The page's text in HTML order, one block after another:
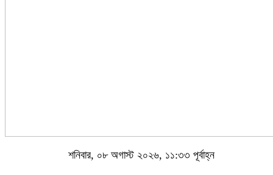
শনিবার, ০৮ অগাস্ট ২০২৬, ১১:৩৩ পূর্বাহ্ন